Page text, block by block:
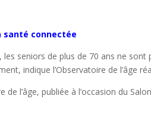
santé connectée
seniors de plus de 70 ans ne
indique l’Observatoire de l’âge
de l’âge, publiée à l’occasion du